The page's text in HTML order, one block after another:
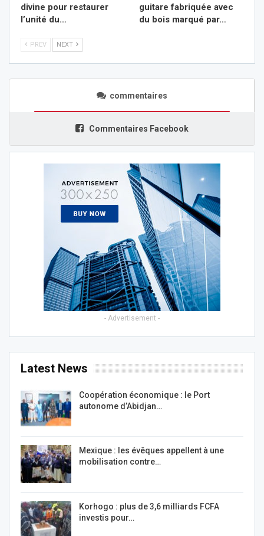
divine pour restaurer
l’unité du…
guitare fabriquée avec
du bois marqué par…
PREV NEXT
commentaires
Commentaires Facebook
- Advertisement -
Latest News
Coopération économique : le Port
autonome d’Abidjan…
Mexique : les évêques appellent à une
mobilisation contre…
Korhogo : plus de 3,6 milliards FCFA
investis pour…